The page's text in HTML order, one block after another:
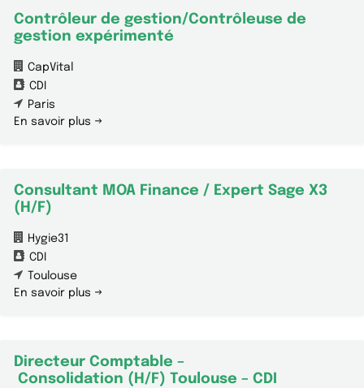
Contrôleur de gestion/Contrôleuse de
gestion expérimenté
CapVital
CDI
Paris
En savoir plus
Consultant MOA Finance / Expert Sage X3
(H/F)
Hygie31
CDI
Toulouse
En savoir plus
Directeur Comptable –
Consolidation (H/F) Toulouse – CDI